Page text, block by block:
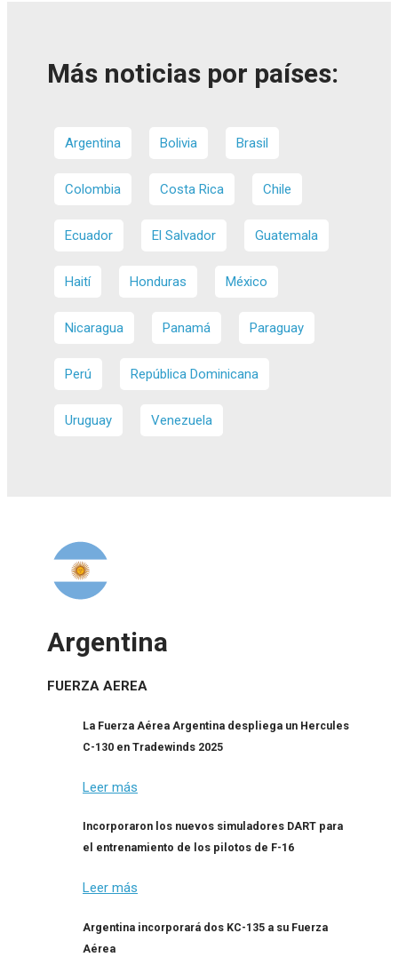
Más noticias por países:
Argentina Bolivia Brasil
Colombia Costa Rica Chile
Ecuador El Salvador Guatemala
Haití Honduras México
Nicaragua Panamá Paraguay
Perú República Dominicana
Uruguay Venezuela
Argentina
FUERZA AEREA
La Fuerza Aérea Argentina despliega un Hercules
C-130 en Tradewinds 2025
Leer más
Incorporaron los nuevos simuladores DART para
el entrenamiento de los pilotos de F-16
Leer más
Argentina incorporará dos KC-135 a su Fuerza
Aérea